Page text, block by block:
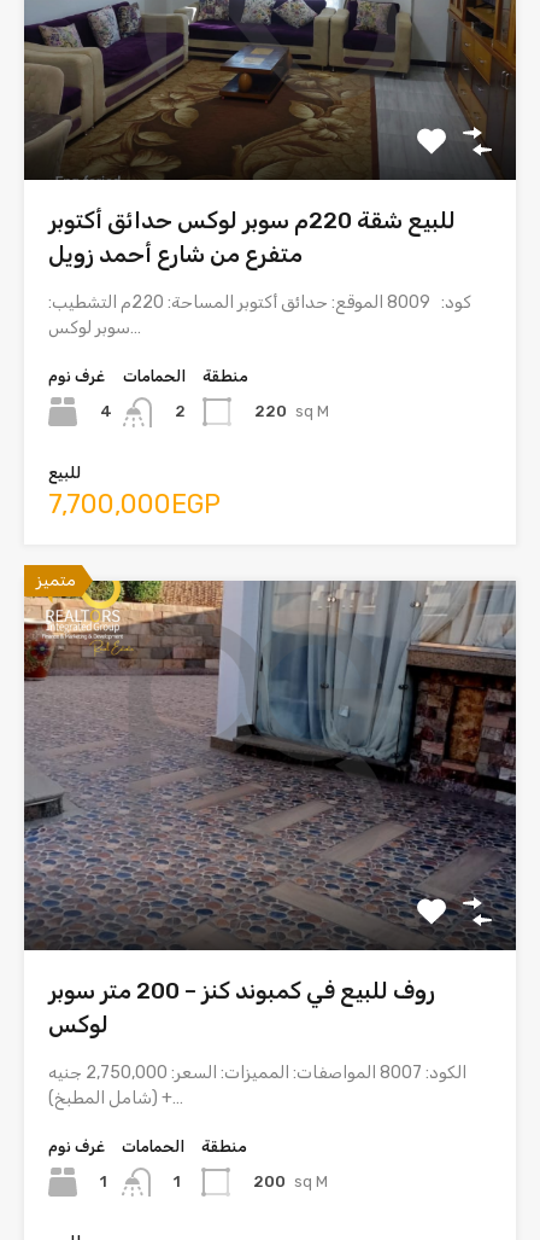
للبيع شقة 220م سوبر لوكس حدائق أكتوبر
متفرع من شارع أحمد زويل
كود: 8009 الموقع: حدائق أكتوبر المساحة: 220م التشطيب:
سوبر لوكس…
غرف نوم
4
الحمامات
2
منطقة
220 sq M
للبيع
7,700,000EGP
متميز
روف للبيع في كمبوند كنز – 200 متر سوبر
لوكس
الكود: 8007 المواصفات: المميزات: السعر: 2,750,000 جنيه
(شامل المطبخ) +…
غرف نوم
1
الحمامات
1
منطقة
200 sq M